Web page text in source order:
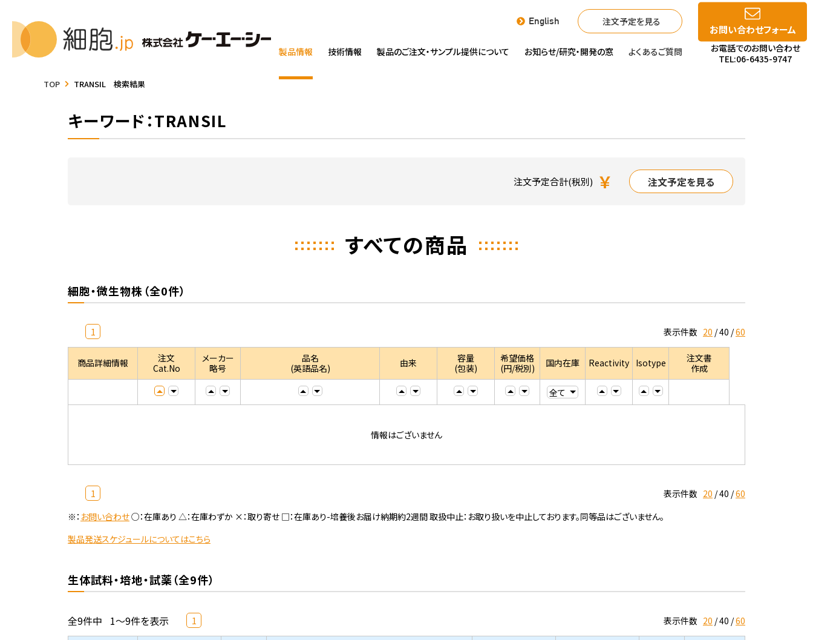
English 注文予定を見る
製品情報 技術情報 製品のご注文・サンプル提供について お知らせ/研究・開発の窓 よくあるご質問
お問い合わせフォーム
お電話でのお問い合わせ
TEL:06-6435-9747
TOP TRANSIL 検索結果
キーワード：TRANSIL
注文予定合計(税別) ￥ 注文予定を見る
すべての商品
細胞・微生物株（全0件）
1 表示件数 20 40 60
商品詳細情報
注文
Cat.No
メーカー
略号
品名
(英語品名)
由来
容量
(包装)
希望価格
(円/税別)
国内在庫 Reactivity Isotype
注文書
作成
情報はございません
1 表示件数 20 40 60
※： お問い合わせ○：在庫あり △：在庫わずか ×：取り寄せ □：在庫あり-培養後お届け納期約2週間 取扱中止：お取り扱いを中止しております。同等品はございません。
製品発送スケジュールについてはこちら
生体試料・培地・試薬（全9件）
全9件中 1～9件を表示 1 表示件数 20 40 60